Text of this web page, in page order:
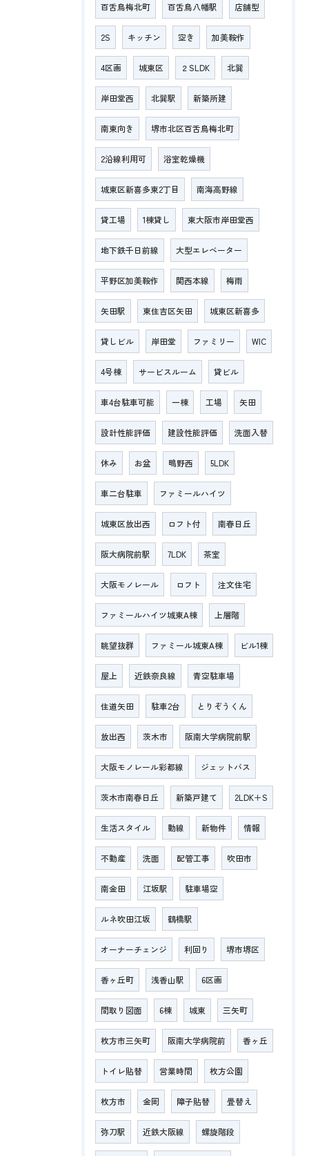
百舌鳥梅北町 百舌鳥八幡駅 店舗型
2S キッチン 空き 加美鞍作
4区画 城東区 ２SLDK 北巽
岸田堂西 北巽駅 新築所建
南東向き 堺市北区百舌鳥梅北町
2沿線利用可 浴室乾燥機
城東区新喜多東2丁目 南海高野線
貸工場 1棟貸し 東大阪市岸田堂西
地下鉄千日前線 大型エレベーター
平野区加美鞍作 関西本線 梅雨
矢田駅 東住吉区矢田 城東区新喜多
貸しビル 岸田堂 ファミリー WIC
4号棟 サービスルーム 貸ビル
車4台駐車可能 一棟 工場 矢田
設計性能評価 建設性能評価 洗面入替
休み お盆 鴫野西 5LDK
車二台駐車 ファミールハイツ
城東区放出西 ロフト付 南春日丘
阪大病院前駅 7LDK 茶室
大阪モノレール ロフト 注文住宅
ファミールハイツ城東A棟 上層階
眺望抜群 ファミール城東A棟 ビル1棟
屋上 近鉄奈良線 青空駐車場
住道矢田 駐車2台 とりぞうくん
放出西 茨木市 阪南大学病院前駅
大阪モノレール彩都線 ジェットバス
茨木市南春日丘 新築戸建て 2LDK＋S
生活スタイル 動線 新物件 情報
不動産 洗面 配管工事 吹田市
南金田 江坂駅 駐車場空
ルネ吹田江坂 鶴橋駅
オーナーチェンジ 利回り 堺市堺区
香ヶ丘町 浅香山駅 6区画
間取り図面 6棟 城東 三矢町
枚方市三矢町 阪南大学病院前 香ヶ丘
トイレ貼替 営業時間 枚方公園
枚方市 金岡 障子貼替 畳替え
弥刀駅 近鉄大阪線 螺旋階段